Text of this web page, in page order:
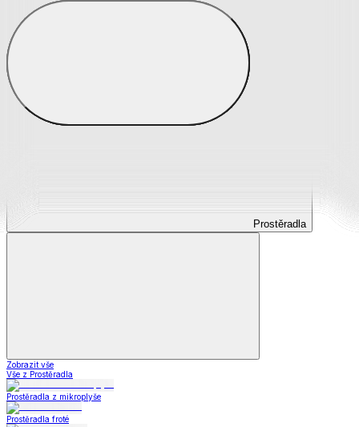
Prostěradla
Prostěradla
Zobrazit vše
Vše z Prostěradla
Prostěradla z mikroplyše
Prostěradla froté